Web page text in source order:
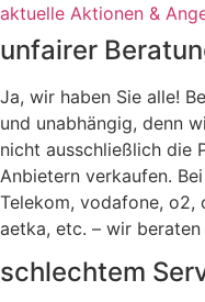
aktuelle Aktionen &
unfairer
Ja, wir haben Sie alle!
und unabhängig, denn
nicht ausschließlich die
Anbietern verkaufen.
Telekom, vodafone, o2,
aetka, etc. – wir
schlechtem